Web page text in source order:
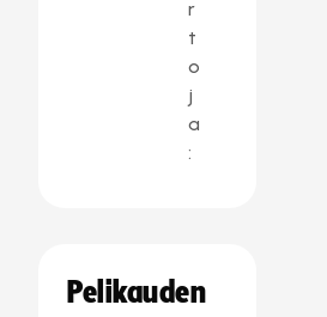
r
t
o
j
a
:
Pelikauden